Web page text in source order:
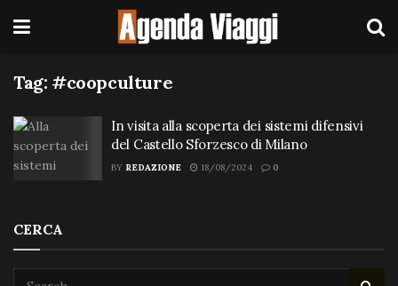
Tag: #coopculture
In visita alla scoperta dei sistemi difensivi
del Castello Sforzesco di Milano
BY REDAZIONE 18/08/2024 0
CERCA